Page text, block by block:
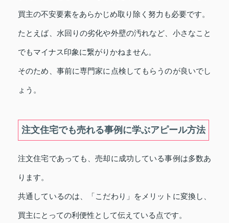
買主の不安要素をあらかじめ取り除く努力も必要です。
たとえば、水回りの劣化や外壁の汚れなど、小さなこと
でもマイナス印象に繋がりかねません。
そのため、事前に専門家に点検してもらうのが良いでし
ょう。
注文住宅でも売れる事例に学ぶアピール方法
注文住宅であっても、売却に成功している事例は多数あ
ります。
共通しているのは、「こだわり」をメリットに変換し、
買主にとっての利便性として伝えている点です。